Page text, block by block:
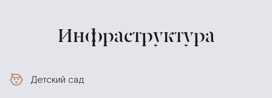
Инфраструктура
Детский сад